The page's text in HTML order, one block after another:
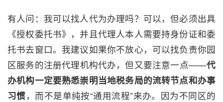
有人问：我可以找人代为办理吗？可以，但必须出具
《授权委托书》，并且代理人本人需要持身份证和委
托书去窗口。我建议如果你不放心，可以找负责你园
区服务的注册代理机构代办，但又要注意一点——代
办机构一定要熟悉崇明当地税务局的流转节点和办事
习惯，而不是单纯按“通用流程”来办。因为不同区的